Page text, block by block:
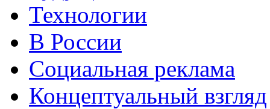
Технологии
В России
Социальная реклама
Концептуальный взгляд